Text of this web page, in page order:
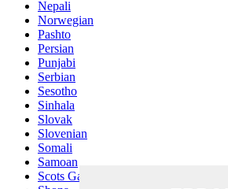
Nepali
Norwegian
Pashto
Persian
Punjabi
Serbian
Sesotho
Sinhala
Slovak
Slovenian
Somali
Samoan
Scots Gaelic